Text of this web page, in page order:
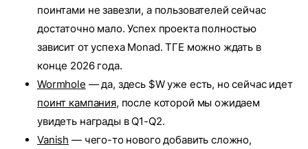
поинтами не завезли, а пользователей сейчас
достаточно мало. Успех проекта полностью
зависит от успеха Monad. ТГЕ можно ждать в
конце 2026 года.
Wormhole — да, здесь $W уже есть, но сейчас идет
поинт кампания, после которой мы ожидаем
увидеть награды в Q1-Q2.
Vanish — чего-то нового добавить сложно,